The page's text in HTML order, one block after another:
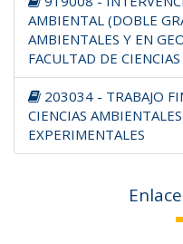
AMBIENTAL (DOBLE
AMBIENTALES Y EN
FACULTAD DE
203034 - TRABAJO
CIENCIAS
EXPERIMENTALES